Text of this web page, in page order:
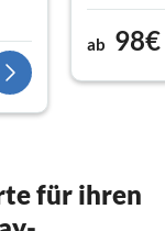
ab 98€
für ihren